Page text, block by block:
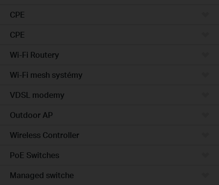
CPE
CPE
Wi-Fi Routery
Wi-Fi mesh systémy
VDSL modemy
Outdoor AP
Wireless Controller
PoE Switches
Managed switche